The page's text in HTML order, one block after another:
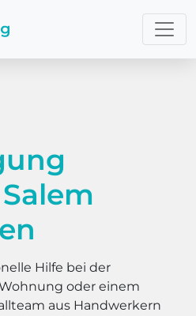
Hilfe bei der
oder einem
aus Handwerkern